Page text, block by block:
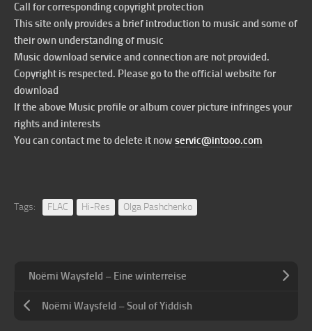
Call for corresponding copyright protection
This site only provides a brief introduction to music and some of
their own understanding of music
Music download service and connection are not provided.
Copyright is respected. Please go to the official website for
download
If the above Music profile or album cover picture infringes your
rights and interests
You can contact me to delete it now servic@intooo.com
Tags: FLAC Hi-Res Olga Pashchenko
Noëmi Waysfeld – Eine winterreise
Noëmi Waysfeld – Soul of Yiddish